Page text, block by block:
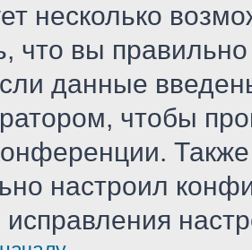
несколько
что вы
данные
чтобы
настроил